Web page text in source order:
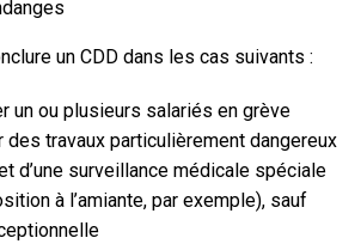
un CDD dans les cas suivants :
un ou plusieurs salariés en grève
des travaux particulièrement dangereux
d’une surveillance médicale spéciale
à l’amiante, par exemple), sauf